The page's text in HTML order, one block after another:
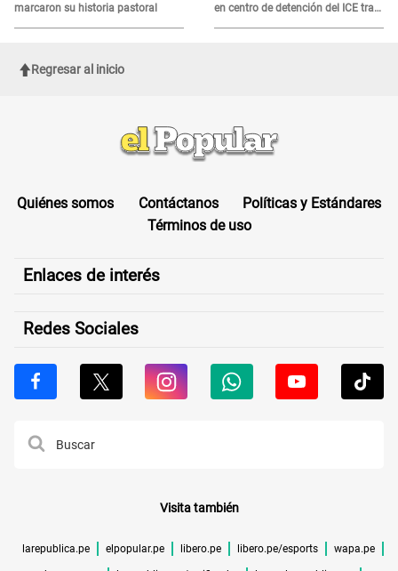
marcaron su historia pastoral
en centro de detención del ICE tras
sufrir una "emergencia médica"
Regresar al inicio
Quiénes somos Contáctanos
Políticas y Estándares
Términos de uso
Enlaces de interés
Redes Sociales
Visita también
larepublica.pe elpopular.pe libero.pe libero.pe/esports wapa.pe